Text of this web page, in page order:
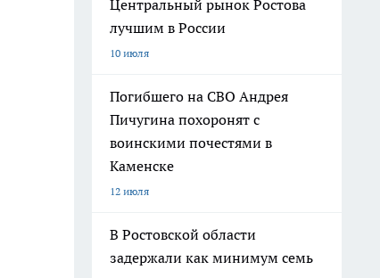
Центральный рынок Ростова
лучшим в России
10 июля
Погибшего на СВО Андрея
Пичугина похоронят с
воинскими почестями в
Каменске
12 июля
В Ростовской области
задержали как минимум семь